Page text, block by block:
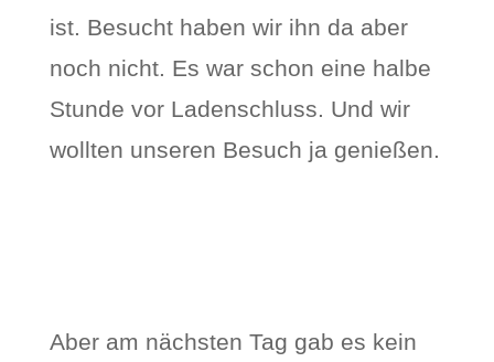
ist. Besucht haben wir ihn da aber
noch nicht. Es war schon eine halbe
Stunde vor Ladenschluss. Und wir
wollten unseren Besuch ja genießen.
Aber am nächsten Tag gab es kein